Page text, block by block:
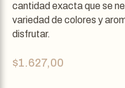
cantidad exacta que se
variedad de colores y
disfrutar.
$1.627,00